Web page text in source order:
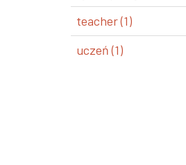
teacher (1)
uczeń (1)